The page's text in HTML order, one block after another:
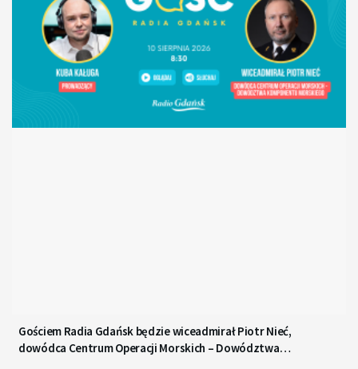
Gościem Radia Gdańsk będzie wiceadmirał Piotr Nieć,
dowódca Centrum Operacji Morskich – Dowództwa